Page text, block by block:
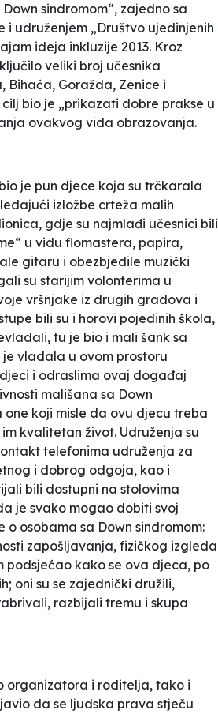
sindromom“, zajedno sa
udruženjem „Društvo ujedinjenih
ideja inkluzije 2013. Kroz
veliki broj učesnika
Bihaća, Goražda, Zenice i
bio je „prikazati dobre prakse u
ovakvog vida obrazovanja.
je pun djece koja su trčkarala
izložbe crteža malih
gdje su najmlađi učesnici bili
u vidu flomastera, papira,
gitaru i obezbjedile muzički
su starijim volonterima u
vršnjake iz drugih gradova i
bili su i horovi pojedinih škola,
tu je bio i mali šank sa
vladala u ovom prostoru
i odraslima ovaj događaj
mališana sa Down
one koji misle da ovu djecu treba
kvalitetan život. Udruženja su
telefonima udruženja za
i dobrog odgoja, kao i
bili dostupni na stolovima
je svako mogao dobiti svoj
osobama sa Down sindromom:
zapošljavanja, fizičkog izgleda
podsjećao kako se ova djeca, po
oni su se zajednički družili,
razbijali tremu i skupa
organizatora i roditelja, tako i
da se ljudska prava stječu